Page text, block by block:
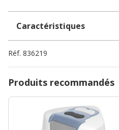
Caractéristiques
Réf. 836219
Produits recommandés